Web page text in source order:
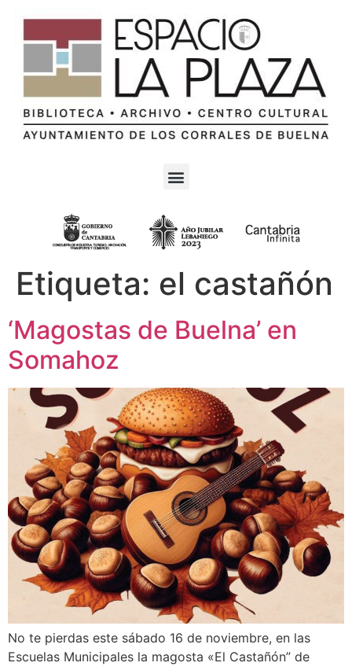
Etiqueta: el castañón
‘Magostas de Buelna’ en
Somahoz
No te pierdas este sábado 16 de noviembre, en las
Escuelas Municipales la magosta «El Castañón” de